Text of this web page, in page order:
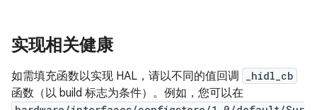
实现相关健康
如需填充函数以实现 HAL，请以不同的值回调 _hidl_cb
函数（以 build 标志为条件）。例如，您可以在